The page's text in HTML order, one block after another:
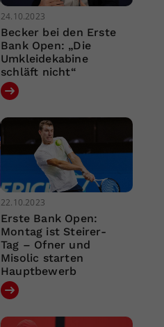
24.10.2023
Becker bei den Erste
Bank Open: „Die
Umkleidekabine
schläft nicht“
22.10.2023
Erste Bank Open:
Montag ist Steirer-
Tag – Ofner und
Misolic starten
Hauptbewerb